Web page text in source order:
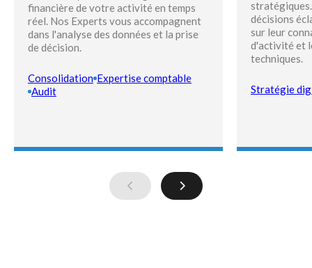
financière de votre activité en temps
réel. Nos Experts vous accompagnent
dans l'analyse des données et la prise
de décision.
Consolidation Expertise comptable
Audit
décisions
sur leur
d'activité et
techniques.
Stratégie